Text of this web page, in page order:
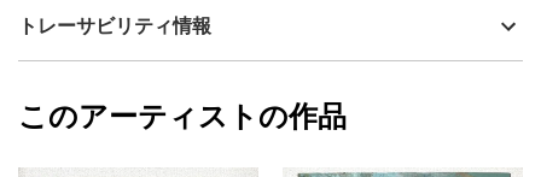
油彩
カラー
赤
下からの視線もなんのその。
あだちゆうき
フォローする
トレーサビリティ情報
あだちゆうき
このアーティストの作品